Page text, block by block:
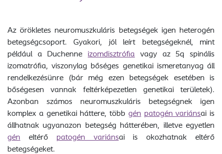
Az örökletes neuromuszkuláris betegségek igen heterogén
betegségcsoport. Gyakori, jól leírt betegségeknél, mint
például a Duchenneizomdisztrófia vagy az 5q spinális
izomatrófia, viszonylag bőséges genetikai ismeretanyag áll
rendelkezésünre (bár még ezen betegségek esetében is
bőségesen vannak feltérképezetlen genetikai területek).
Azonban számos neuromuszkuláris betegségnek igen
komplex a genetikai háttere, több gén patogén variánsai is
állhatnak ugyanazon betegség hátterében, illetve egyetlen
gén eltérő patogén variánsai is okozhatnak eltérő
betegségeket.